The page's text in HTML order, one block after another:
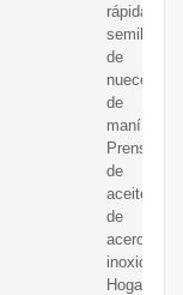
rápida,
semillas
de
nueces
de
maní
Prensa
de
aceite
de
acero
inoxidable
Hogar.